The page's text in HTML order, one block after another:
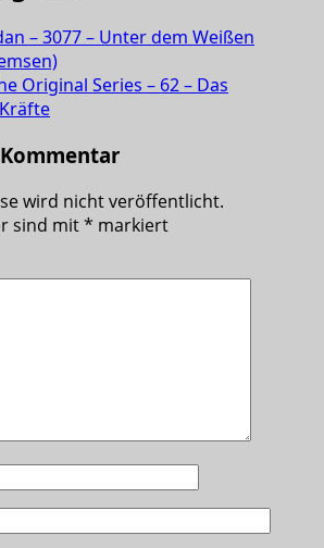
– 3077 – Unter dem Weißen
Original Series – 62 – Das
wird nicht veröffentlicht.
sind mit* markiert